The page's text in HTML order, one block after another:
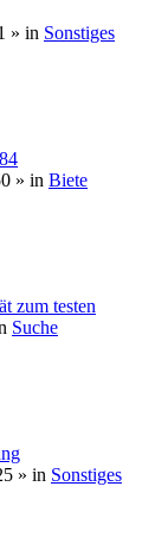
» in Sonstiges
» in Biete
zum testen
Suche
» in Sonstiges